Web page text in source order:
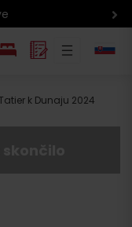
k Dunaju 2024